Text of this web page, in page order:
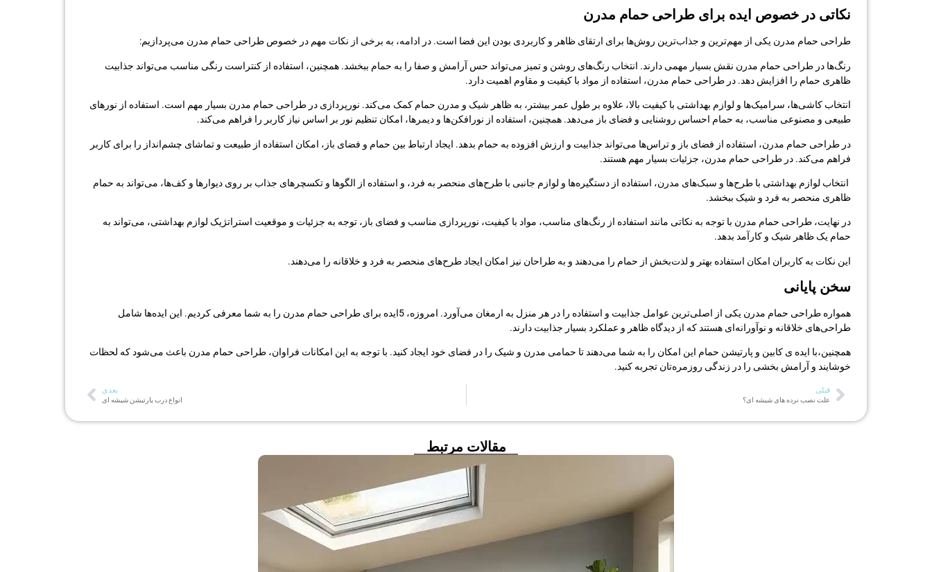
نکاتی در خصوص ایده برای طراحی حمام مدرن
طراحی حمام مدرن یکی از مهم‌ترین و جذاب‌ترین روش‌ها برای ارتقای ظاهر و کاربردی بودن این فضا است. در ادامه، به برخی از نکات مهم در خصوص طراحی حمام مدرن می‌پردازیم:
رنگ‌ها در طراحی حمام مدرن نقش بسیار مهمی دارند. انتخاب رنگ‌های روشن و تمیز می‌تواند حس آرامش و صفا را به حمام ببخشد. همچنین، استفاده از کنتراست رنگی مناسب می‌تواند جذابیت
ظاهری حمام را افزایش دهد. در طراحی حمام مدرن، استفاده از مواد با کیفیت و مقاوم اهمیت دارد.
انتخاب کاشی‌ها، سرامیک‌ها و لوازم بهداشتی با کیفیت بالا، علاوه بر طول عمر بیشتر، به ظاهر شیک و مدرن حمام کمک می‌کند. نورپردازی در طراحی حمام مدرن بسیار مهم است. استفاده از نورهای
طبیعی و مصنوعی مناسب، به حمام احساس روشنایی و فضای باز می‌دهد. همچنین، استفاده از نورافکن‌ها و دیمرها، امکان تنظیم نور بر اساس نیاز کاربر را فراهم می‌کند.
در طراحی حمام مدرن، استفاده از فضای باز و تراس‌ها می‌تواند جذابیت و ارزش افزوده به حمام بدهد. ایجاد ارتباط بین حمام و فضای باز، امکان استفاده از طبیعت و تماشای چشم‌انداز را برای کاربر
فراهم می‌کند. در طراحی حمام مدرن، جزئیات بسیار مهم هستند.
انتخاب لوازم بهداشتی با طرح‌ها و سبک‌های مدرن، استفاده از دستگیره‌ها و لوازم جانبی با طرح‌های منحصر به فرد، و استفاده از الگوها و تکسچرهای جذاب بر روی دیوارها و کف‌ها، می‌تواند به حمام
ظاهری منحصر به فرد و شیک ببخشد.
در نهایت، طراحی حمام مدرن با توجه به نکاتی مانند استفاده از رنگ‌های مناسب، مواد با کیفیت، نورپردازی مناسب و فضای باز، توجه به جزئیات و موقعیت استراتژیک لوازم بهداشتی، می‌تواند به
حمام یک ظاهر شیک و کارآمد بدهد.
این نکات به کاربران امکان استفاده بهتر و لذت‌بخش از حمام را می‌دهند و به طراحان نیز امکان ایجاد طرح‌های منحصر به فرد و خلاقانه را می‌دهند.
سخن پایانی
همواره طراحی حمام مدرن یکی از اصلی‌ترین عوامل جذابیت و استفاده را در هر منزل به ارمغان می‌آورد. امروزه، 5ایده برای طراحی حمام مدرن را به شما معرفی کردیم. این ایده‌ها شامل
طراحی‌های خلاقانه و نوآورانه‌ای هستند که از دیدگاه ظاهر و عملکرد بسیار جذابیت دارند.
همچنین،با ایده ی کابین و پارتیشن حمام این امکان را به شما می‌دهند تا حمامی مدرن و شیک را در فضای خود ایجاد کنید. با توجه به این امکانات فراوان، طراحی حمام مدرن باعث می‌شود که لحظات
خوشایند و آرامش بخشی را در زندگی روزمره‌تان تجربه کنید.
قبلی
علت نصب نرده های شیشه ای؟
بعدی
انواع درب پارتیشن شیشه ای
مقالات مرتبط